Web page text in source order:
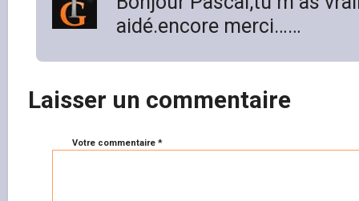
aidé.encore merci……
Laisser un commentaire
Votre commentaire *